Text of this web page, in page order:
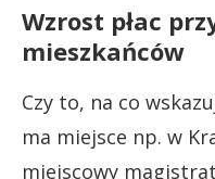
Wzrost płac
mieszkańców
Czy to, na co
ma miejsce np. w
miejscowy